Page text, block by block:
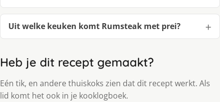
Uit welke keuken komt Rumsteak met prei?
Heb je dit recept gemaakt?
Eén tik, en andere thuiskoks zien dat dit recept werkt. Als
lid komt het ook in je kooklogboek.